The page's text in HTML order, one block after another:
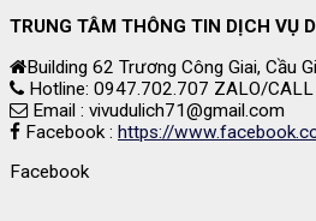
TRUNG TÂM THÔNG TIN DỊCH VỤ
Building 62 Trương Công Giai, Cầu
Hotline: 0947.702.707 ZALO/CALL
Email : vivudulich71@gmail.com
Facebook : https://
Facebook